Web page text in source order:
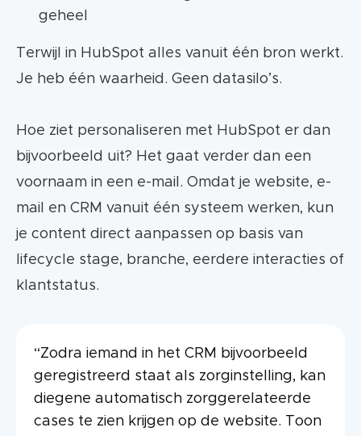
geheel
Terwijl in HubSpot alles vanuit één bron werkt.
Je heb één waarheid. Geen datasilo’s.
Hoe ziet personaliseren met HubSpot er dan
bijvoorbeeld uit? Het gaat verder dan een
voornaam in een e-mail. Omdat je website, e-
mail en CRM vanuit één systeem werken, kun
je content direct aanpassen op basis van
lifecycle stage, branche, eerdere interacties of
klantstatus.
“Zodra iemand in het CRM bijvoorbeeld
geregistreerd staat als zorginstelling, kan
diegene automatisch zorggerelateerde
cases te zien krijgen op de website. Toon